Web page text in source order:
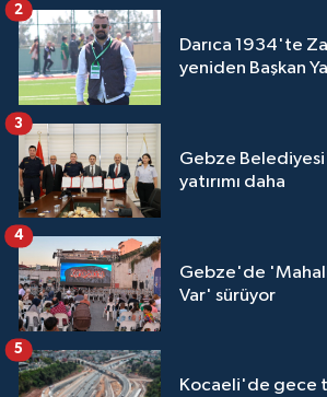
Darıca 1934'te
yeniden Başkan
2
Gebze
yatırımı daha
3
Gebze'de
Var' sürüyor
4
Kocaeli'de gece
5